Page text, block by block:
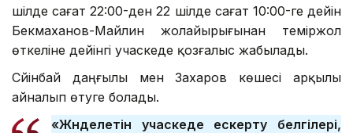
шілде сағат 22:00-ден 22 шілде сағат 10:00-ге дейін
Бекмаханов-Майлин жолайырығынан теміржол
өткеліне дейінгі учаскеде қозғалыс жабылады.
Сүйінбай даңғылы мен Захаров көшесі арқылы
айналып өтуге болады.
«Жөнделетін учаскеде ескерту белгілері,